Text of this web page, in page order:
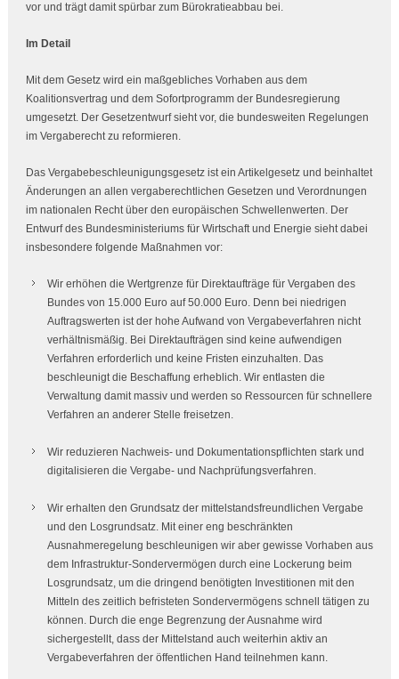
vor und trägt damit spürbar zum Bürokratieabbau bei.
Im Detail
Mit dem Gesetz wird ein maßgebliches Vorhaben aus dem
Koalitionsvertrag und dem Sofortprogramm der Bundesregierung
umgesetzt. Der Gesetzentwurf sieht vor, die bundesweiten Regelungen
im Vergaberecht zu reformieren.
Das Vergabebeschleunigungsgesetz ist ein Artikelgesetz und beinhaltet
Änderungen an allen vergaberechtlichen Gesetzen und Verordnungen
im nationalen Recht über den europäischen Schwellenwerten. Der
Entwurf des Bundesministeriums für Wirtschaft und Energie sieht dabei
insbesondere folgende Maßnahmen vor:
Wir erhöhen die Wertgrenze für Direktaufträge für Vergaben des
Bundes von 15.000 Euro auf 50.000 Euro. Denn bei niedrigen
Auftragswerten ist der hohe Aufwand von Vergabeverfahren nicht
verhältnismäßig. Bei Direktaufträgen sind keine aufwendigen
Verfahren erforderlich und keine Fristen einzuhalten. Das
beschleunigt die Beschaffung erheblich. Wir entlasten die
Verwaltung damit massiv und werden so Ressourcen für schnellere
Verfahren an anderer Stelle freisetzen.
Wir reduzieren Nachweis- und Dokumentationspflichten stark und
digitalisieren die Vergabe- und Nachprüfungsverfahren.
Wir erhalten den Grundsatz der mittelstandsfreundlichen Vergabe
und den Losgrundsatz. Mit einer eng beschränkten
Ausnahmeregelung beschleunigen wir aber gewisse Vorhaben aus
dem Infrastruktur-Sondervermögen durch eine Lockerung beim
Losgrundsatz, um die dringend benötigten Investitionen mit den
Mitteln des zeitlich befristeten Sondervermögens schnell tätigen zu
können. Durch die enge Begrenzung der Ausnahme wird
sichergestellt, dass der Mittelstand auch weiterhin aktiv an
Vergabeverfahren der öffentlichen Hand teilnehmen kann.